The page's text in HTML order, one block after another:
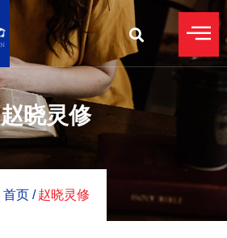
赵晓灵修
首页 / 赵晓灵修